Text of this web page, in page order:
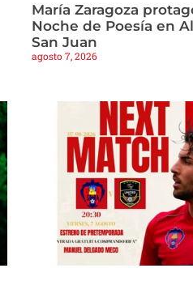
María Zaragoza
Noche de Poesía en
San Juan
agosto 7, 2026